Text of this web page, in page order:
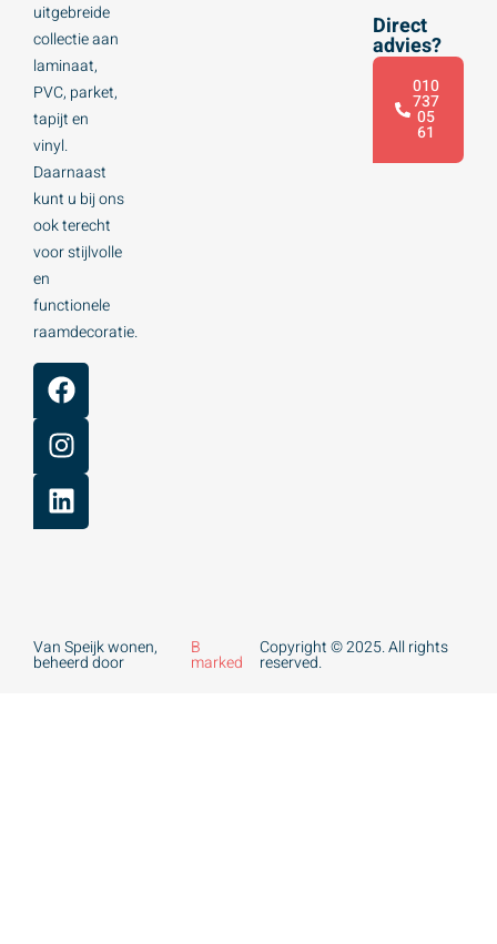
uitgebreide
collectie aan
laminaat,
PVC, parket,
tapijt en
vinyl.
Daarnaast
kunt u bij ons
ook terecht
voor stijlvolle
en
functionele
raamdecoratie.
Direct
advies?
010
737
05
61
Van Speijk wonen,
beheerd door
B
marked
Copyright © 2025. All rights
reserved.